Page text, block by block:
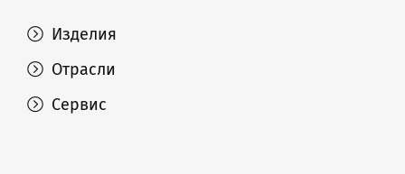
Изделия
Отрасли
Сервис